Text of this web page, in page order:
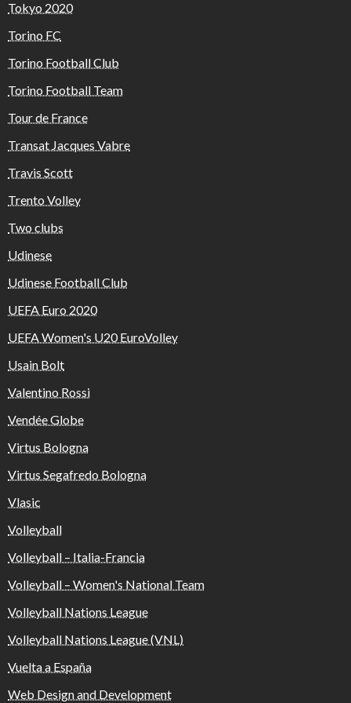
Tokyo 2020
Torino FC
Torino Football Club
Torino Football Team
Tour de France
Transat Jacques Vabre
Travis Scott
Trento Volley
Two clubs
Udinese
Udinese Football Club
UEFA Euro 2020
UEFA Women's U20 EuroVolley
Usain Bolt
Valentino Rossi
Vendée Globe
Virtus Bologna
Virtus Segafredo Bologna
Vlasic
Volleyball
Volleyball – Italia-Francia
Volleyball – Women's National Team
Volleyball Nations League
Volleyball Nations League (VNL)
Vuelta a España
Web Design and Development